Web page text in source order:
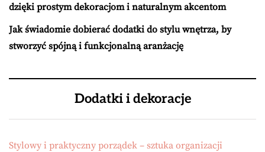
dzięki prostym dekoracjom i naturalnym akcentom
Jak świadomie dobierać dodatki do stylu wnętrza, by
stworzyć spójną i funkcjonalną aranżację
Dodatki i dekoracje
Stylowy i praktyczny porządek – sztuka organizacji